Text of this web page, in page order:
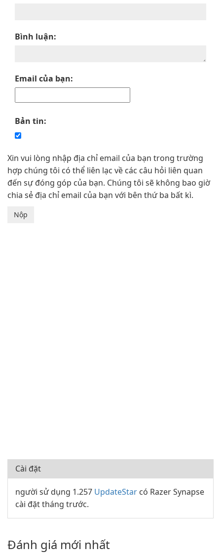
Bình luận:
Email của bạn:
Bản tin:
Xin vui lòng nhập địa chỉ email của bạn trong trường
hợp chúng tôi có thể liên lạc về các câu hỏi liên quan
đến sự đóng góp của bạn. Chúng tôi sẽ không bao giờ
chia sẻ địa chỉ email của bạn với bên thứ ba bất kì.
Cài đặt
người sử dụng 1.257 UpdateStar có Razer Synapse
cài đặt tháng trước.
Đánh giá mới nhất